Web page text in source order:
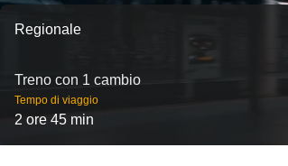
Regionale
Treno con 1 cambio
Tempo di viaggio
2 ore 45 min